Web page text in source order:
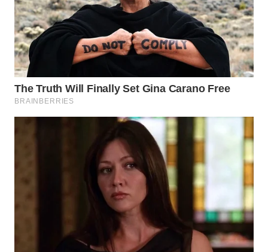
WN
CIANJUR
KEPULAUAN
SERIBU
BINJAI